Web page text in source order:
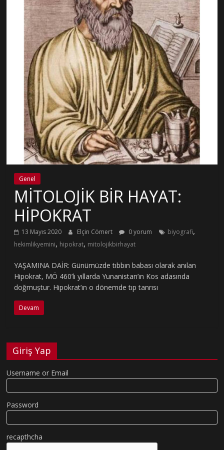
Genel
MİTOLOJİK BİR HAYAT:
HİPOKRAT
13 Mayıs 2020 Elçin Cömert 0 yorum biyografi,
hekimlikyemini, hipokrat, mitolojikbirhayat
YAŞAMINA DAİR: Günümüzde tıbbın babası olarak anılan
Hipokrat, MÖ 460’lı yıllarda Yunanistan’ın Kos adasında
doğmuştur. Hipokrat’ın o dönemde tıp tanrısı
Devam
Giriş Yap
Username or Email
Password
recapthcha